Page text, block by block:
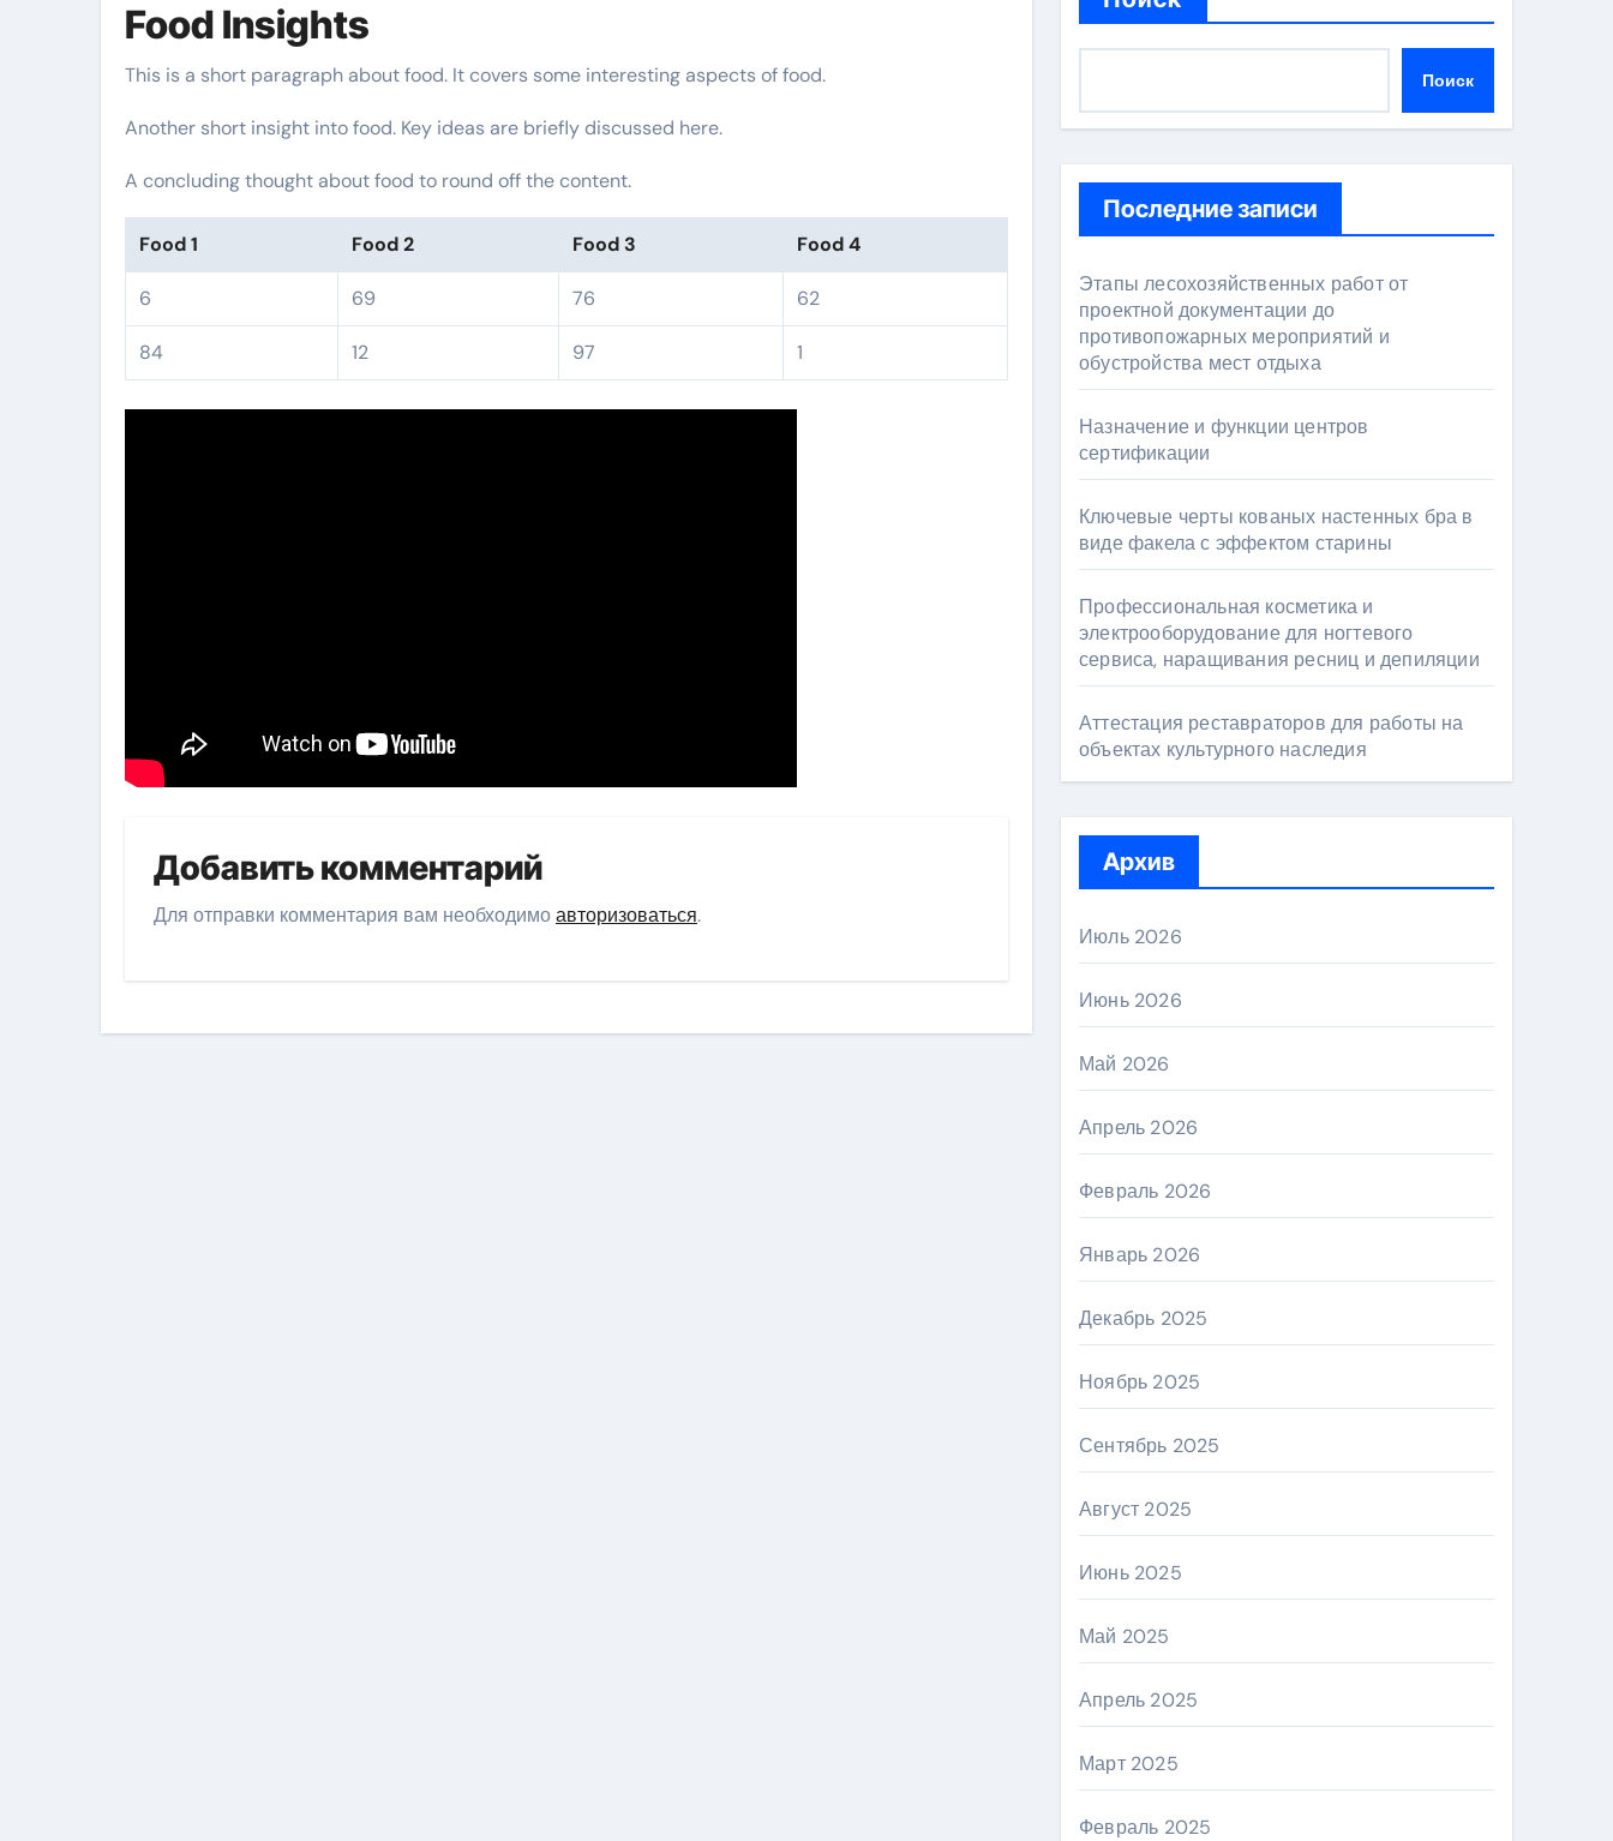
Food Insights
This is a short paragraph about food. It covers some interesting aspects of food.
Another short insight into food. Key ideas are briefly discussed here.
A concluding thought about food to round off the content.
Food 1 Food 2 Food 3 Food 4
6 69 76 62
84 12 97 1
Добавить комментарий
Для отправки комментария вам необходимоавторизоваться.
Поиск
Последние записи
Этапы лесохозяйственных работ от
проектной документации до
противопожарных мероприятий и
обустройства мест отдыха
Назначение и функции центров
сертификации
Ключевые черты кованых настенных бра в
виде факела с эффектом старины
Профессиональная косметика и
электрооборудование для ногтевого
сервиса, наращивания ресниц и депиляции
Аттестация реставраторов для работы на
объектах культурного наследия
Архив
Июль 2026
Июнь 2026
Май 2026
Апрель 2026
Февраль 2026
Январь 2026
Декабрь 2025
Ноябрь 2025
Сентябрь 2025
Август 2025
Июнь 2025
Май 2025
Апрель 2025
Март 2025
Февраль 2025